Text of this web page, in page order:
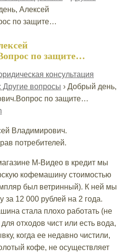
Алексей
по защите…
по защите…
консультация
Другие вопросы › Добрый день,
по защите…
Владимирович.
потребителей.
М-Видео в кредит мы
кофемашину стоимостью
был ветринный). К ней мы
за 12 000 рублей на 2 года.
стала плохо работать (не
для отходов чист или есть вода,
когда ее недавно чистили,
кофе, не осуществляет